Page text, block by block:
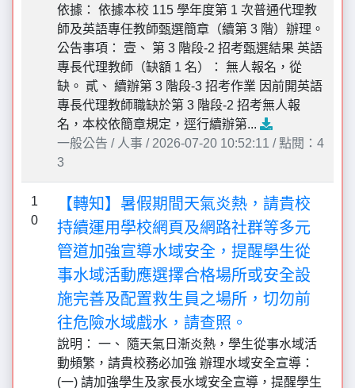
依據： 依據本校 115 學年度第 1 次普通代理教
師及英語專任教師甄選簡章（續第 3 階）辦理。
公告事項： 壹、 第 3 階段-2 招考甄選結果 英語
專長代理教師（缺額 1 名）： 無人報名，從
缺。 貳、 續辦第 3 階段-3 招考作業 因前開英語
專長代理教師職缺於第 3 階段-2 招考無人報
名，本校依簡章規定，逕行續辦第...
一般公告 / 人事 / 2026-07-20 10:52:11 / 點閱：4
3
1
0
【轉知】暑假期間天氣炎熱，請貴校
持續運用學校網頁及網路社群等多元
管道加強宣導水域安全，提醒學生從
事水域活動應選擇合格場所或安全設
施完善及配置救生員之場所，切勿前
往危險水域戲水，請查照。
說明： 一、 隨天氣日漸炎熱，學生從事水域活
動頻繁，請貴校務必加強 辦理水域安全宣導：
(一) 請加強學生及家長水域安全宣導，提醒學生